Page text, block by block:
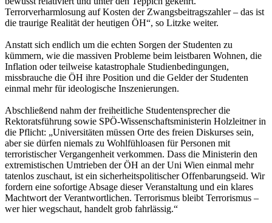
Terrorverharmlosung auf Kosten der Zwangsbeitragszahler – das ist
die traurige Realität der heutigen ÖH“, so Litzke weiter.
​Anstatt sich endlich um die echten Sorgen der Studenten zu
kümmern, wie die massiven Probleme beim leistbaren Wohnen, die
Inflation oder teilweise katastrophale Studienbedingungen,
missbrauche die ÖH ihre Position und die Gelder der Studenten
einmal mehr für ideologische Inszenierungen.
​Abschließend nahm der freiheitliche Studentensprecher die
Rektoratsführung sowie SPÖ-Wissenschaftsministerin Holzleitner in
die Pflicht: „Universitäten müssen Orte des freien Diskurses sein,
aber sie dürfen niemals zu Wohlfühloasen für Personen mit
terroristischer Vergangenheit verkommen. Dass die Ministerin den
extremistischen Umtrieben der ÖH an der Uni Wien einmal mehr
tatenlos zuschaut, ist ein sicherheitspolitischer Offenbarungseid. Wir
fordern eine sofortige Absage dieser Veranstaltung und ein klares
Machtwort der Verantwortlichen. Terrorismus bleibt Terrorismus –
wer hier wegschaut, handelt grob fahrlässig.“